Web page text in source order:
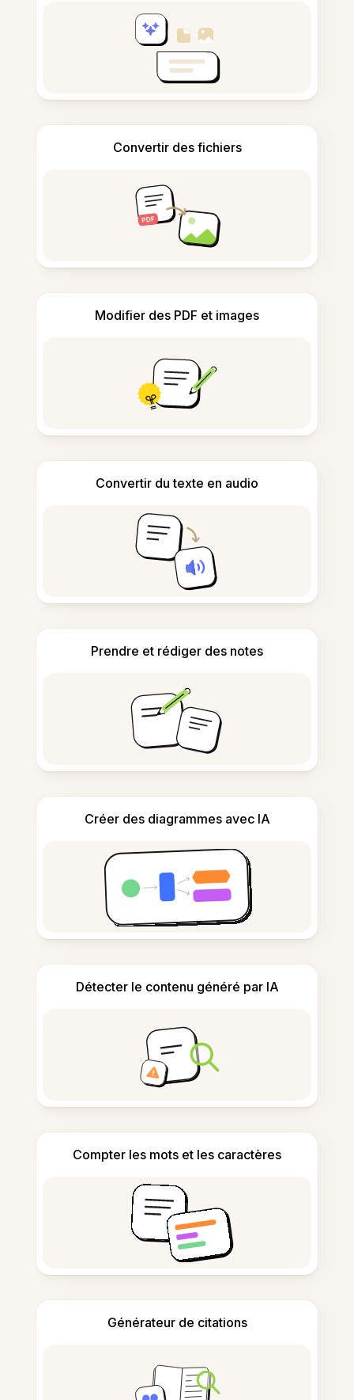
Convertir des fichiers
Modifier des PDF et images
Convertir du texte en audio
Prendre et rédiger des notes
Créer des diagrammes avec IA
Détecter le contenu généré par IA
Compter les mots et les caractères
Générateur de citations